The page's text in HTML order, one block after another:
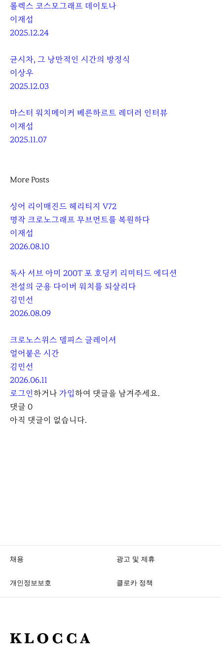
롤렉스 코스모그래프 데이토나
이재섭
2025.12.24
균시차, 그 낭만적인 시간의 방정식
이상우
2025.12.03
마스터 워치메이커 베른하르트 레더러 인터뷰
이재섭
2025.11.07
More Posts
싱어 리이매진드 헤리티지 V72
명작 크로노그래프 무브먼트를 복원하다
이재섭
2026.08.10
독사 서브 아미 200T 포 호딩키 리미티드 에디션
전설의 군용 다이버 워치를 되살리다
김민선
2026.08.09
크로노스위스 델피스 글레이셔
얼어붙은 시간
김민선
2026.06.11
로그인하거나가입하여 댓글을 남겨주세요.
댓글 0
아직 댓글이 없습니다.
채용 광고 및 제휴
개인정보보호 클로카 정책
K